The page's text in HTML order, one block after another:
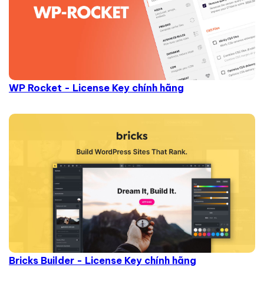
WP Rocket - License Key chính hãng
Bricks Builder - License Key chính hãng